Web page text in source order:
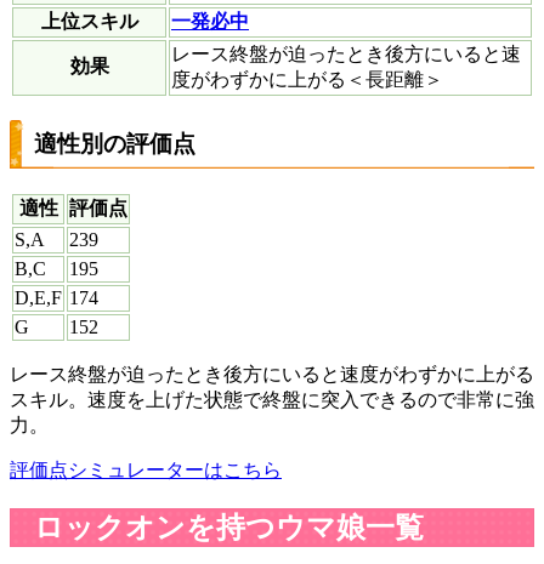
上位スキル
一発必中
効果
レース終盤が迫ったとき後方にいると速
度がわずかに上がる＜長距離＞
適性別の評価点
適性 評価点
S,A
239
B,C
195
D,E,F 174
G
152
レース終盤が迫ったとき後方にいると速度がわずかに上がる
スキル。速度を上げた状態で終盤に突入できるので非常に強
力。
評価点シミュレーターはこちら
ロックオンを持つウマ娘一覧